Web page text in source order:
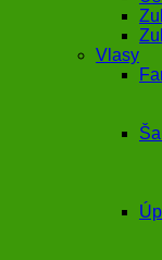
Vlasy